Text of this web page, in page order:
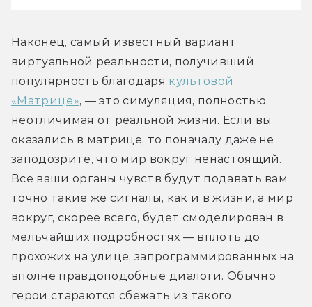
Наконец, самый известный вариант
виртуальной реальности, получивший
популярность благодаря культовой
«Матрице», — это симуляция, полностью
неотличимая от реальной жизни. Если вы
оказались в матрице, то поначалу даже не
заподозрите, что мир вокруг ненастоящий.
Все ваши органы чувств будут подавать вам
точно такие же сигналы, как и в жизни, а мир
вокруг, скорее всего, будет смоделирован в
мельчайших подробностях — вплоть до
прохожих на улице, запрограммированных на
вполне правдоподобные диалоги. Обычно
герои стараются сбежать из такого